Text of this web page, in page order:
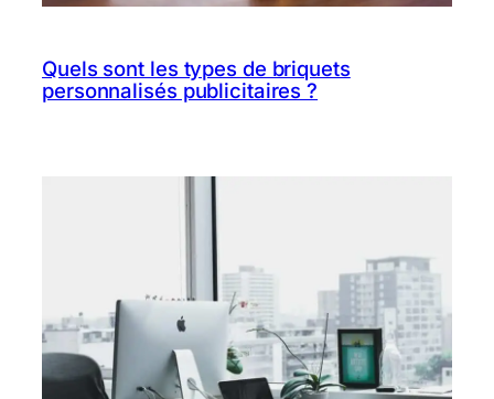
Quels sont les types de briquets
personnalisés publicitaires ?